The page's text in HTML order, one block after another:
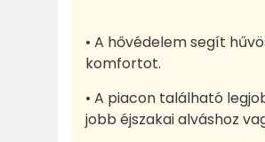
• A hővédelem segít
komfortot.
• A piacon található
jobb éjszakai alváshoz